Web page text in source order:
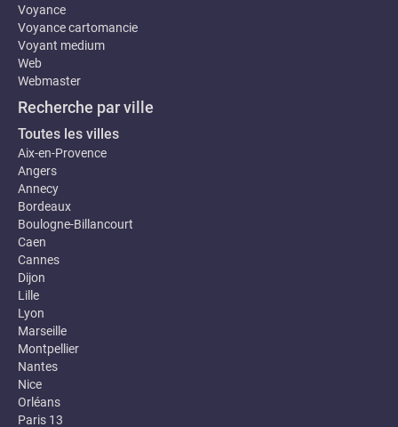
Voyance
Voyance cartomancie
Voyant medium
Web
Webmaster
Recherche par ville
Toutes les villes
Aix-en-Provence
Angers
Annecy
Bordeaux
Boulogne-Billancourt
Caen
Cannes
Dijon
Lille
Lyon
Marseille
Montpellier
Nantes
Nice
Orléans
Paris 13